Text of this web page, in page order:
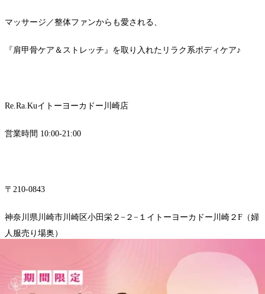
マッサージ／整体ファンからも愛される、
『肩甲骨ケア＆ストレッチ』を取り入れたリラク系ボディケア♪
Re.Ra.Kuイトーヨーカドー川崎店
営業時間 10:00-21:00
〒210-0843
神奈川県川崎市川崎区小田栄２−２−１イトーヨーカドー川崎２F（婦
人服売り場奥）
TEL 044-589-7315